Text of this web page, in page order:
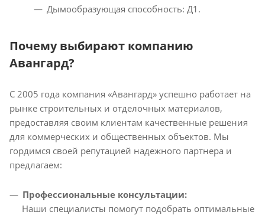
Дымообразующая способность: Д1.
Почему выбирают компанию
Авангард?
С 2005 года компания «Авангард» успешно работает на
рынке строительных и отделочных материалов,
предоставляя своим клиентам качественные решения
для коммерческих и общественных объектов. Мы
гордимся своей репутацией надежного партнера и
предлагаем:
Профессиональные консультации:
Наши специалисты помогут подобрать оптимальные